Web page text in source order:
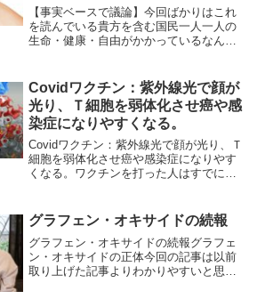
かかっている
【事実ベースで議論】今回ばかりはこれ
を読んでいる貴方を含む国民一人一人の
生命・健康・自由がかかっているなんで
なことになっています。一言で書くと、
パンデミックを口実に、人...
Covidワクチン：紫外線光で顔が
光り、Ｔ細胞を弱体化させ癌や感
染症になりやすくなる。
Covidワクチン：紫外線光で顔が光り、Ｔ
細胞を弱体化させ癌や感染症になりやす
くなる。ワクチンを打った人はすでに体
スターショットによる皮膚の発光や様々
な感染症...
グラフェン・オキサイドの続報
グラフェン・オキサイドの続報グラフェ
ン・オキサイドの正体今回の記事は以前
取り上げた記事よりわかりやすいと思い